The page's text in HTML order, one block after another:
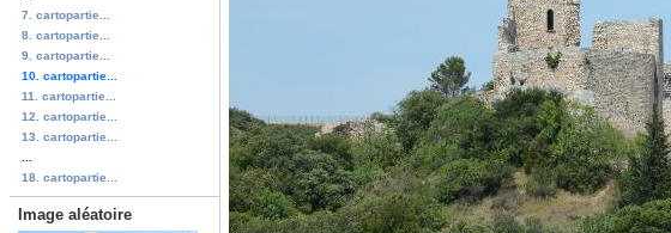
7. cartopartie...
8. cartopartie...
9. cartopartie...
10. cartopartie...
11. cartopartie...
12. cartopartie...
13. cartopartie...
18. cartopartie...
Image aléatoire